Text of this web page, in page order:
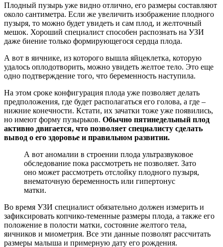
Плодный пузырь уже видно отлично, его размеры составляют
около сантиметра. Если же увеличить изображение плодного
пузыря, то можно будет увидеть и сам плод, и желточный
мешок. Хороший специалист способен распознать на УЗИ
даже биение только формирующегося сердца плода.
А вот в яичнике, из которого вышла яйцеклетка, которую
удалось оплодотворить, можно увидеть желтое тело. Это еще
одно подтверждение того, что беременность наступила.
На этом сроке конфигурация плода уже позволяет делать
предположения, где будет располагаться его голова, а где –
нижние конечности. Кстати, их зачатки тоже уже появились,
но имеют форму пузырьков. Обычно пятинедельный плод
активно двигается, что позволяет специалисту сделать
вывод о его здоровье и правильном развитии.
А вот аномалии в строении плода ультразвуковое
обследование пока рассмотреть не позволяет. Зато
оно может рассмотреть отслойку плодного пузыря,
внематочную беременность или гипертонус
матки.
Во время УЗИ специалист обязательно должен измерить и
зафиксировать копчико-теменные размеры плода, а также его
положение в полости матки, состояние желтого тела,
яичников и миометрия. Все эти данные позволят рассчитать
размеры малыша и примерную дату его рождения.